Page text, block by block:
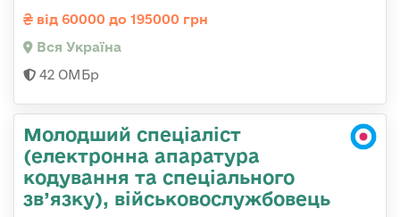
від 60000 до 195000 грн
Вся Україна
42 ОМБр
Молодший спеціаліст
(електронна апаратура
кодування та спеціального
зв’язку), військовослужбовець